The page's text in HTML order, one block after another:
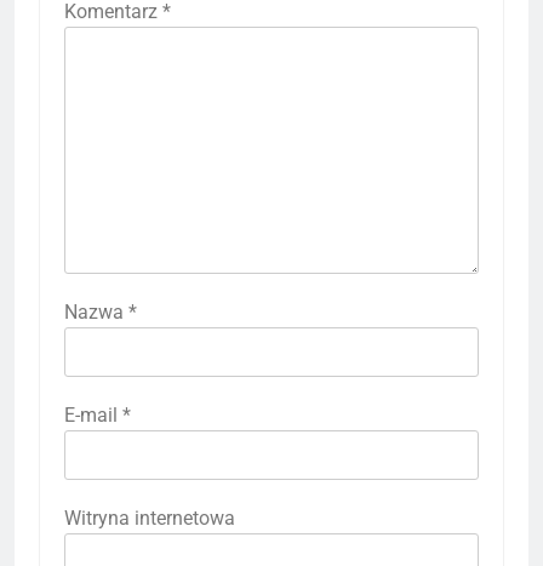
Komentarz *
Nazwa *
E-mail *
Witryna internetowa